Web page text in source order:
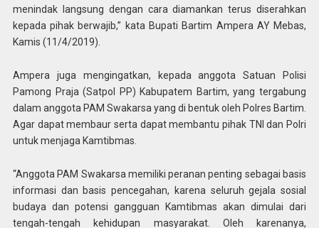
menindak langsung dengan cara diamankan terus diserahkan
kepada pihak berwajib,” kata Bupati Bartim Ampera AY Mebas,
Kamis (11/4/2019).
Ampera juga mengingatkan, kepada anggota Satuan Polisi
Pamong Praja (Satpol PP) Kabupatem Bartim, yang tergabung
dalam anggota PAM Swakarsa yang di bentuk oleh Polres Bartim.
Agar dapat membaur serta dapat membantu pihak TNI dan Polri
untuk menjaga Kamtibmas.
“Anggota PAM Swakarsa memiliki peranan penting sebagai basis
informasi dan basis pencegahan, karena seluruh gejala sosial
budaya dan potensi gangguan Kamtibmas akan dimulai dari
tengah-tengah kehidupan masyarakat. Oleh karenanya,